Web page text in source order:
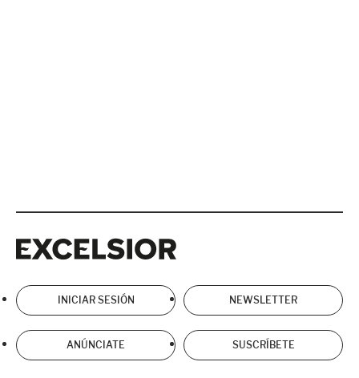
INICIAR SESIÓN NEWSLETTER
ANÚNCIATE SUSCRÍBETE